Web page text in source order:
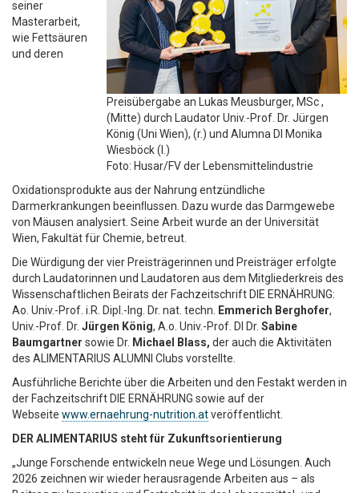
Preisübergabe an Lukas Meusburger, MSc ,
(Mitte) durch Laudator Univ.-Prof. Dr. Jürgen
König (Uni Wien), (r.) und Alumna DI Monika
Wiesböck (l.)
Foto: Husar/FV der Lebensmittelindustrie
seiner
Masterarbeit,
wie Fettsäuren
und deren
Oxidationsprodukte aus der Nahrung entzündliche
Darmerkrankungen beeinﬂussen. Dazu wurde das Darmgewebe
von Mäusen analysiert. Seine Arbeit wurde an der Universität
Wien, Fakultät für Chemie, betreut.
Die Würdigung der vier Preisträgerinnen und Preisträger erfolgte
durch Laudatorinnen und Laudatoren aus dem Mitgliederkreis des
Wissenschaftlichen Beirats der Fachzeitschrift DIE ERNÄHRUNG:
Ao. Univ.-Prof. i.R. Dipl.-Ing. Dr. nat. techn.
Emmerich Berghofer,
Univ.-Prof. Dr. Jürgen König, A.o. Univ.-Prof. DI Dr. Sabine
Baumgartner sowie Dr. Michael Blass, der auch die Aktivitäten
des ALIMENTARIUS ALUMNI Clubs vorstellte.
Ausführliche Berichte über die Arbeiten und den Festakt werden in
der Fachzeitschrift DIE ERNÄHRUNG sowie auf der
Webseite www.ernaehrung-nutrition.atveröffentlicht.
DER ALIMENTARIUS steht für Zukunftsorientierung
„Junge Forschende entwickeln neue Wege und Lösungen. Auch
2026 zeichnen wir wieder herausragende Arbeiten aus – als